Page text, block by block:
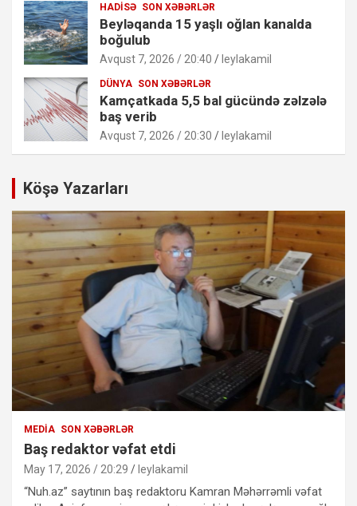
HADISƏ SON XƏBƏRLƏR
Beyləqanda 15 yaşlı oğlan kanalda
boğulub
Avqust 7, 2026 / 20:40 leylakamil
DÜNYA SON XƏBƏRLƏR
Kamçatkada 5,5 bal gücündə zəlzələ
baş verib
Avqust 7, 2026 / 20:30 leylakamil
Köşə Yazarları
MEDIA SON XƏBƏRLƏR
Baş redaktor vəfat etdi
May 17, 2026 / 20:29 leylakamil
“Nuh.az” saytının baş redaktoru Kamran Məhərrəmli vəfat